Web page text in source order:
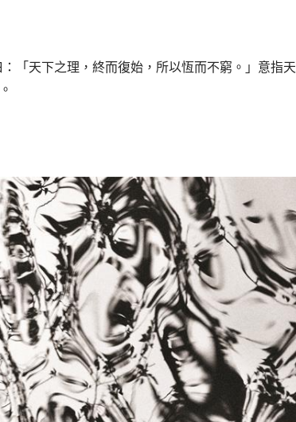
：「天下之理，終而復始，所以恆而不窮。」意指天